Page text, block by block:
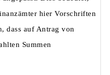
hier Vorschriften
dass auf Antrag von
Summen